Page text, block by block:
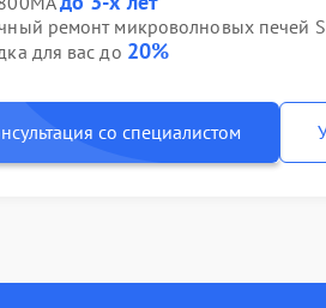
ремонт микроволновых печей
для вас до 20%
со специалистом